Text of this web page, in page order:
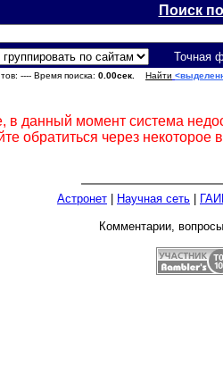
Поиск
Точная
---- Время поиска: 0.00сек. Найти
в данный момент система
обратиться через некоторое
Астронет Научная сеть
Комментарии,